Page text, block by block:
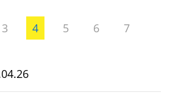
3 4 5 6 7